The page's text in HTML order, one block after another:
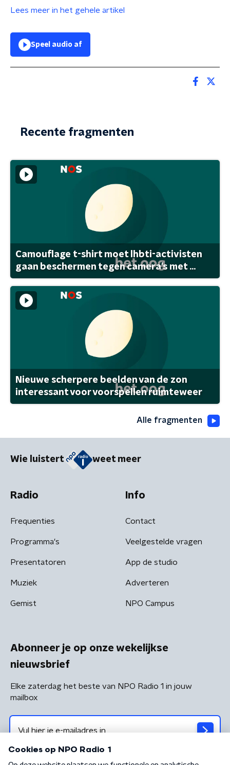
Lees meer in het gehele artikel
Speel audio af
Recente fragmenten
Camouflage t-shirt moet lhbti-activisten
gaan beschermen tegen camera's met ...
Nieuwe scherpere beelden van de zon
interessant voor voorspellen ruimteweer
Alle fragmenten
Wie luistert weet meer
Radio
Frequenties
Programma's
Presentatoren
Muziek
Gemist
Info
Contact
Veelgestelde vragen
App de studio
Adverteren
NPO Campus
Abonneer je op onze wekelijkse
nieuwsbrief
Elke zaterdag het beste van NPO Radio 1 in jouw
mailbox